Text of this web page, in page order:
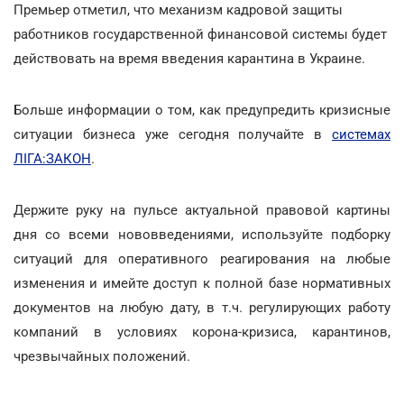
Премьер отметил, что механизм кадровой защиты
работников государственной финансовой системы будет
действовать на время введения карантина в Украине.
Больше информации о том, как предупредить кризисные
ситуации бизнеса уже сегодня получайте в системах
ЛІГА:ЗАКОН.
Держите руку на пульсе актуальной правовой картины
дня со всеми нововведениями, используйте подборку
ситуаций для оперативного реагирования на любые
изменения и имейте доступ к полной базе нормативных
документов на любую дату, в т.ч. регулирующих работу
компаний в условиях корона-кризиса, карантинов,
чрезвычайных положений.